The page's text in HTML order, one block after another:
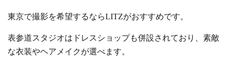
東京で撮影を希望するならLITZがおすすめです。
表参道スタジオはドレスショップも併設されており、素敵
な衣装やヘアメイクが選べます。